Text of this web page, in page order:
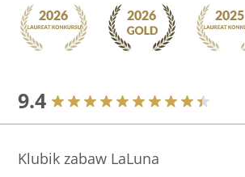
9.4
Klubik zabaw LaLuna